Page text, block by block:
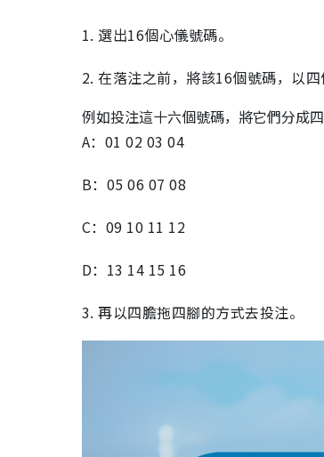
1. 選出16個心儀號碼。
2. 在落注之前，將該16個號碼，以
例如投注這十六個號碼，將它們分成四
A：01 02 03 04
B：05 06 07 08
C：09 10 11 12
D：13 14 15 16
3. 再以四膽拖四腳的方式去投注。